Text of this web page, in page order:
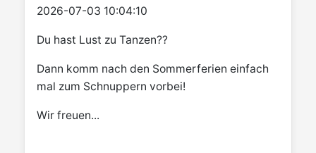
Details
2026-07-03 10:04:10
Du hast Lust zu Tanzen??
Dann komm nach den Sommerferien einfach
mal zum Schnuppern vorbei!
Wir freuen...